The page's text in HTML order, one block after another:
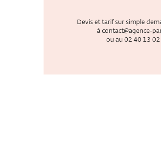
Devis et tarif sur simple
àcontact@agence-
ou au02 40 13